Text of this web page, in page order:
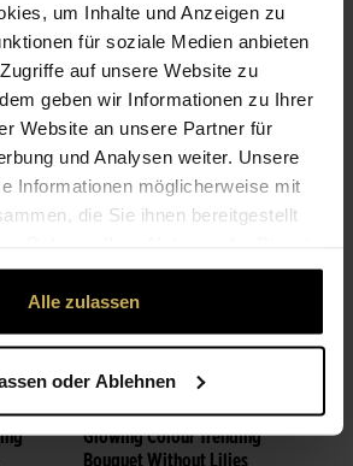
um Inhalte und Anzeigen zu
für soziale Medien anbieten
auf unsere Website zu
geben wir Informationen zu Ihrer
Website an unsere Partner für
und Analysen weiter. Unsere
Informationen möglicherweise mit
die Sie ihnen bereitgestellt
Alle zulassen
oder Ablehnen
White
Premium
Hand-tied Bouquet.
68,00 €
Glowing Colour Trending
Bouquet Without Lilies